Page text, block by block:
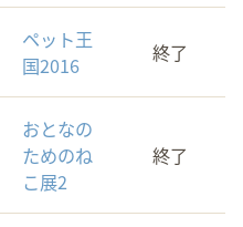
ペット王
国2016
終了
おとなの
ためのね
こ展2
終了